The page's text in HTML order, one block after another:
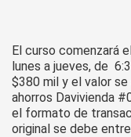
El curso comenzará
lunes a jueves, de
$380 mil y el valor
ahorros Davivienda
el formato de
original se debe